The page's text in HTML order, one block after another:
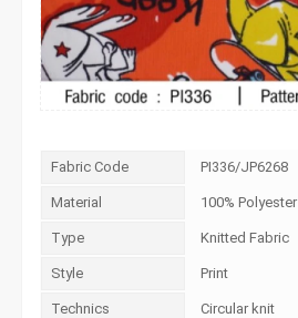
Fabric Code PI336/JP6268
Material 100% Polyester
Type Knitted Fabric
Style Print
Technics Circular knit